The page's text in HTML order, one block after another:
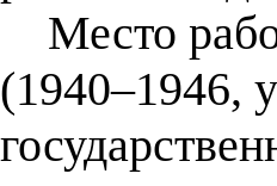
Место
(1940–1946,